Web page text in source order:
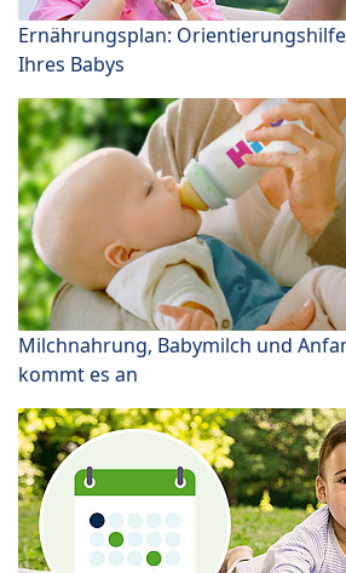
Ernährungsplan:
Ihres Babys
Milchnahrung, Babymilch und
kommt es an